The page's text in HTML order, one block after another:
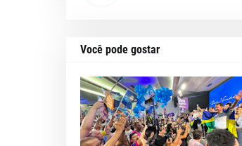
Você pode gostar